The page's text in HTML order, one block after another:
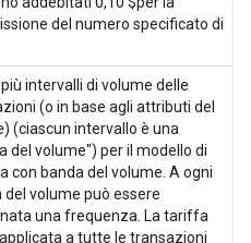
del numero specificato di
intervalli di volume delle
(o in base agli attributi del
(ciascun intervallo è una
del volume") per il modello di
con banda del volume. A ogni
del volume può essere
una frequenza. La tariffa
a tutte le transazioni